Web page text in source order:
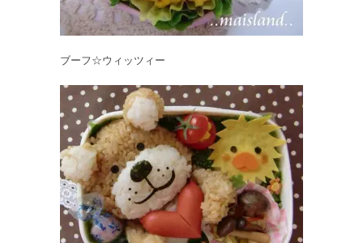
ブーフ☆ウィッツィー